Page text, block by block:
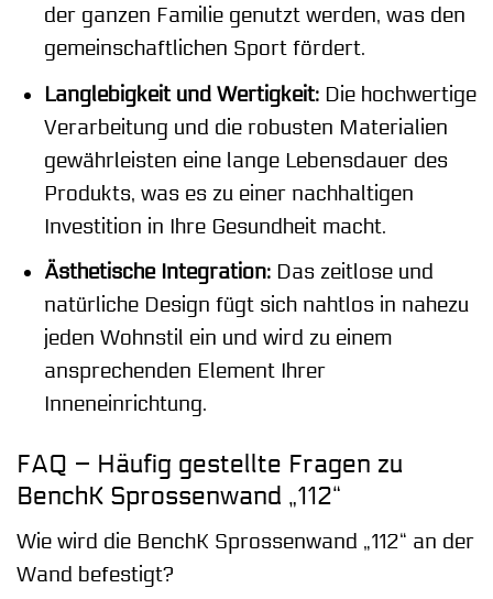
der ganzen Familie genutzt werden, was den
gemeinschaftlichen Sport fördert.
Langlebigkeit und Wertigkeit:Die hochwertige
Verarbeitung und die robusten Materialien
gewährleisten eine lange Lebensdauer des
Produkts, was es zu einer nachhaltigen
Investition in Ihre Gesundheit macht.
Ästhetische Integration:Das zeitlose und
natürliche Design fügt sich nahtlos in nahezu
jeden Wohnstil ein und wird zu einem
ansprechenden Element Ihrer
Inneneinrichtung.
FAQ – Häufig gestellte Fragen zu
BenchK Sprossenwand „112“
Wie wird die BenchK Sprossenwand „112“ an der
Wand befestigt?